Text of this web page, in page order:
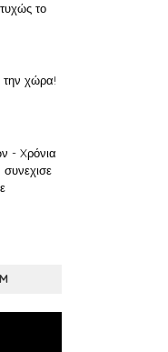
το
την χώρα!
- Xρόνια